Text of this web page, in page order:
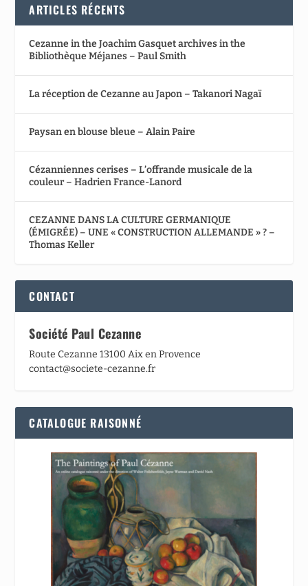
ARTICLES RÉCENTS
Cezanne in the Joachim Gasquet archives in the
Bibliothèque Méjanes – Paul Smith
La réception de Cezanne au Japon – Takanori Nagaï
Paysan en blouse bleue – Alain Paire
Cézanniennes cerises – L’offrande musicale de la
couleur – Hadrien France-Lanord
CEZANNE DANS LA CULTURE GERMANIQUE
(ÉMIGRÉE) – UNE « CONSTRUCTION ALLEMANDE » ? –
Thomas Keller
CONTACT
Société Paul Cezanne
Route Cezanne 13100 Aix en Provence
contact@societe-cezanne.fr
CATALOGUE RAISONNÉ